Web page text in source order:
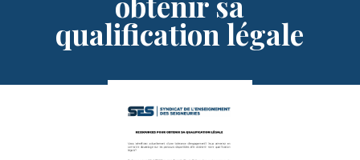
qualification légale